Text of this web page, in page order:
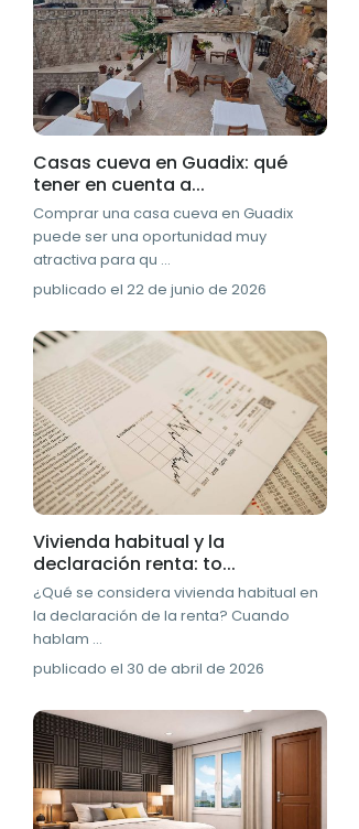
Casas cueva en Guadix: qué
tener en cuenta a...
Comprar una casa cueva en Guadix
puede ser una oportunidad muy
atractiva para qu ...
publicado el 22 de junio de 2026
Vivienda habitual y la
declaración renta: to...
¿Qué se considera vivienda habitual en
la declaración de la renta? Cuando
hablam ...
publicado el 30 de abril de 2026